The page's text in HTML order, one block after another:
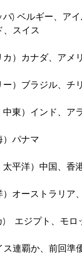
パ) ベルギー、ア
、スイス
）カナダ、アメ
）ブラジル、チリ
中東）インド、ア
）パナマ
太平洋）中国、香
）オーストラリア
　エジプト、モロ
ス連覇か、前回準